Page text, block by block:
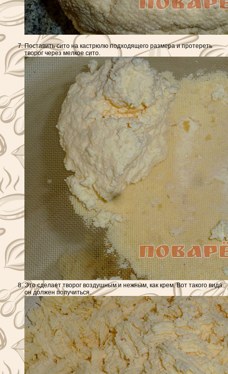
Поставить сито на кастрюлю подходящего размера и протереть
творог через мелкое сито.
Это сделает творог воздушным и нежным, как крем. Вот такого вида
он должен получиться.